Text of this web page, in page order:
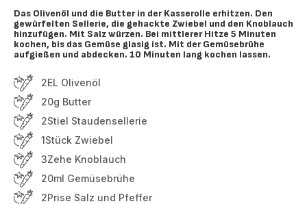
Das Olivenöl und die Butter in der Kasserolle erhitzen. Den
gewürfelten Sellerie, die gehackte Zwiebel und den Knoblauch
hinzufügen. Mit Salz würzen. Bei mittlerer Hitze 5 Minuten
kochen, bis das Gemüse glasig ist. Mit der Gemüsebrühe
aufgießen und abdecken. 10 Minuten lang kochen lassen.
2EL Olivenöl
20g Butter
2Stiel Staudensellerie
1Stück Zwiebel
3Zehe Knoblauch
20ml Gemüsebrühe
2Prise Salz und Pfeffer